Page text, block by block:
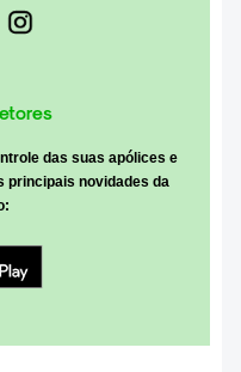
das suas apólices e
principais novidades da